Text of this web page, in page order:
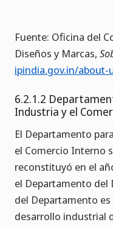
Fuente: Oficina del
Diseños y Marcas,
ipindia.gov.in/about-
6.2.1.2
Industria y el
El Departamento
el Comercio Interno
reconstituyó en el
el Departamento del
del Departamento
desarrollo industrial